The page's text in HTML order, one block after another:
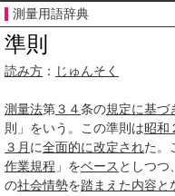
測量用語辞典
準則
読み方 ： じゅんそく
測量法第３４条の規定に基づ
則」をいう。この準則は昭和
３月 に全面的に改定された。
作業規程 」をベース としつつ、
の社会情勢を踏まえた内容と